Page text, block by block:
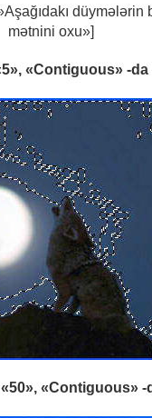
mətnini oxu»]
«Contiguous» -da
«Contiguous»